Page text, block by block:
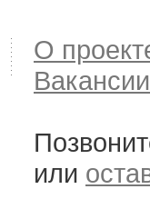
О
Вакансии
или